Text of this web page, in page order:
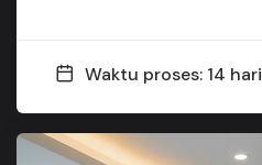
Waktu proses: 14 hari